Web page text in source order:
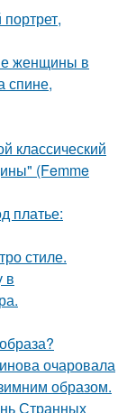
женщины в
спине,
классический
(Femme
платье:
стиле.
в
очаровала
образом.
Странных